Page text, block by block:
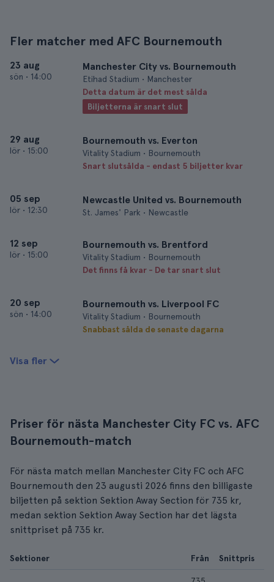
Fler matcher med AFC Bournemouth
23 aug
sön • 14:00
Manchester City vs. Bournemouth
Etihad Stadium • Manchester
Detta datum är det mest sålda
Biljetterna är snart slut
29 aug
lör • 15:00
Bournemouth vs. Everton
Vitality Stadium • Bournemouth
Snart slutsålda - endast 5 biljetter kvar
05 sep
lör • 12:30
Newcastle United vs. Bournemouth
St. James' Park • Newcastle
12 sep
lör • 15:00
Bournemouth vs. Brentford
Vitality Stadium • Bournemouth
Det finns få kvar - De tar snart slut
20 sep
sön • 14:00
Bournemouth vs. Liverpool FC
Vitality Stadium • Bournemouth
Snabbast sålda de senaste dagarna
Visa fler
Priser för nästa Manchester City FC vs. AFC
Bournemouth-match
För nästa match mellan Manchester City FC och AFC
Bournemouth den 23 augusti 2026 finns den billigaste
biljetten på sektion Sektion Away Section för 735 kr,
medan sektion Sektion Away Section har det lägsta
snittpriset på 735 kr.
Sektioner Från Snittpris